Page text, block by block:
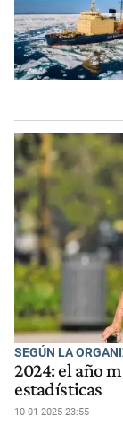
SEGÚN LA
2024: el año
estadísticas
10-01-2025 23:55